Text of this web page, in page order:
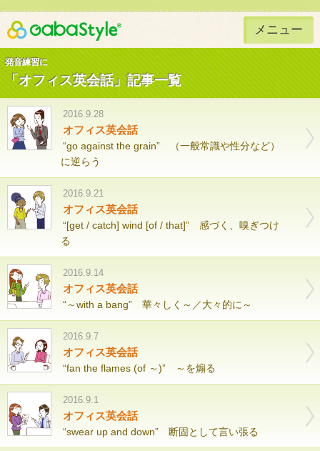
Gaba Style 無料で英語学習 メニュー
発音練習に
「オフィス英会話」記事一覧
2016.9.28
オフィス英会話
“go against the grain” （一般常識や性分など）
に逆らう
2016.9.21
オフィス英会話
“[get / catch] wind [of / that]” 感づく、嗅ぎつけ
る
2016.9.14
オフィス英会話
“～with a bang” 華々しく～／大々的に～
2016.9.7
オフィス英会話
“fan the flames (of ～)” ～を煽る
2016.9.1
オフィス英会話
“swear up and down” 断固として言い張る